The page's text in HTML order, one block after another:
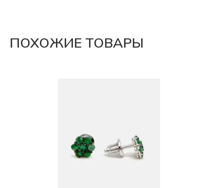
ПОХОЖИЕ ТОВАРЫ